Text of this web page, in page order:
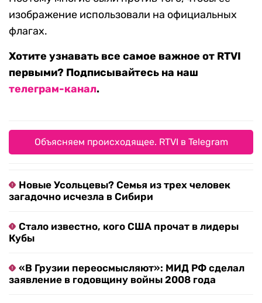
изображение использовали на официальных
флагах.
Хотите узнавать все самое важное от RTVI
первыми? Подписывайтесь на наш
телеграм-канал.
Объясняем происходящее. RTVI в Telegram
Новые Усольцевы? Семья из трех человек
загадочно исчезла в Сибири
Стало известно, кого США прочат в лидеры
Кубы
«В Грузии переосмысляют»: МИД РФ сделал
заявление в годовщину войны 2008 года